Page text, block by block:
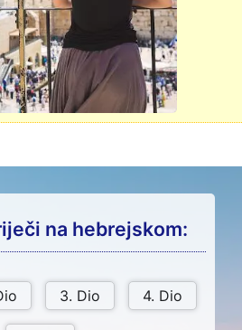
na hebrejskom: